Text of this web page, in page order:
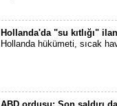
Hollanda'da "su kıtlığı"
Hollanda hükümeti, sıcak